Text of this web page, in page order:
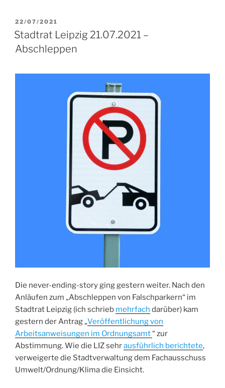
VERÖFFENTLICHT
AM
22/07/2021
Stadtrat Leipzig 21.07.2021 –
Abschleppen
Die never-ending-story ging gestern weiter. Nach den
Anläufen zum „Abschleppen von Falschparkern“ im
Stadtrat Leipzig (ich schrieb mehrfach darüber) kam
gestern der Antrag „Veröffentlichung von
Arbeitsanweisungen im Ordnungsamt“ zur
Abstimmung. Wie die LIZ sehrausführlich berichtete,
verweigerte die Stadtverwaltung dem Fachausschuss
Umwelt/Ordnung/Klima die Einsicht.